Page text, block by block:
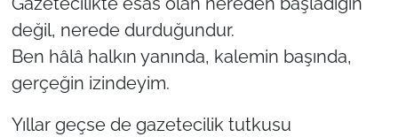
değil, nerede durduğundur.
Ben hâlâ halkın yanında, kalemin başında,
gerçeğin izindeyim.
Yıllar geçse de gazetecilik tutkusu